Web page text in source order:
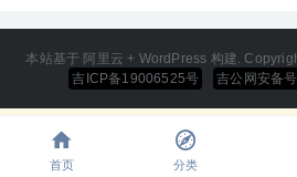
本站基于 阿里云 + WordPress 构建.
吉ICP备19006525号
吉公网安备
首页 分类